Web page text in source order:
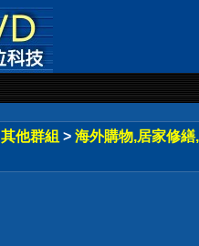
其他群組 > 海外購物,居家修